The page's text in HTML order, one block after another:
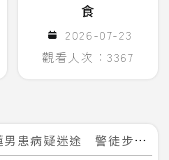
食
2026-07-23
觀看人次：3367
迷途 警徒步百米急尋救回一命